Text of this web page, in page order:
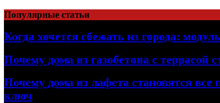
Перейти
к
содержимому
Популярные статьи
Когда хочется сбежать из города:
Почему дома из газобетона с
Почему дома из лафета становятся
ключ